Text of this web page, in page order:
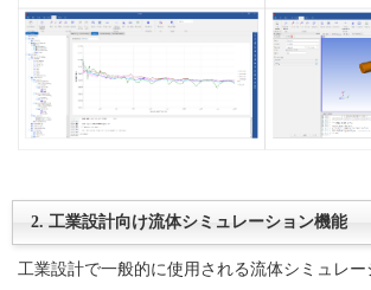
2. 工業設計向け流体シミュレーション機能
工業設計で一般的に使用される流体シミュレ